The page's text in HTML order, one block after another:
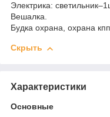
Электрика:
Вешалка.
Будка охрана, охрана
Скрыть
Характеристики
Основные